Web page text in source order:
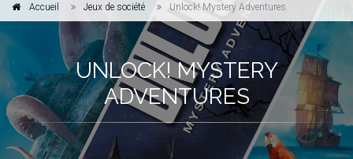
Accueil Jeux de société Unlock! Mystery Adventures
UNLOCK! MYSTERY
ADVENTURES